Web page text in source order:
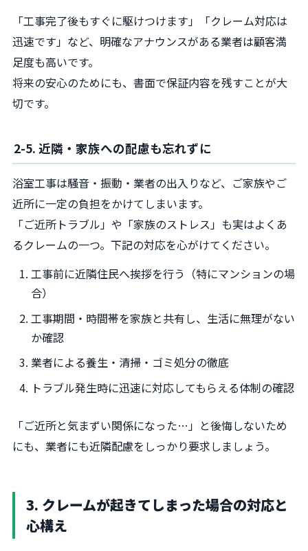
「工事完了後もすぐに駆けつけます」「クレーム対応は
迅速です」など、明確なアナウンスがある業者は顧客満
足度も高いです。
将来の安心のためにも、書面で保証内容を残すことが大
切です。
2-5. 近隣・家族への配慮も忘れずに
浴室工事は騒音・振動・業者の出入りなど、ご家族やご
近所に一定の負担をかけてしまいます。
「ご近所トラブル」や「家族のストレス」も実はよくあ
るクレームの一つ。下記の対応を心がけてください。
工事前に近隣住民へ挨拶を行う（特にマンションの場
合）
工事期間・時間帯を家族と共有し、生活に無理がない
か確認
業者による養生・清掃・ゴミ処分の徹底
トラブル発生時に迅速に対応してもらえる体制の確認
「ご近所と気まずい関係になった…」と後悔しないため
にも、業者にも近隣配慮をしっかり要求しましょう。
3. クレームが起きてしまった場合の対応と
心構え